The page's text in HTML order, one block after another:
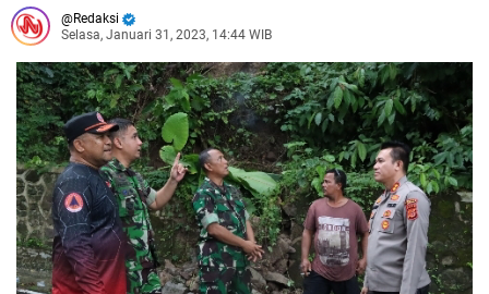
Redaksi
Selasa, Januari 31, 2023, 14:44 WIB